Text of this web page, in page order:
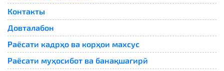
Контакты
Довталабон
Раёсати кадрҳо ва корҳои махсус
Раёсати муҳосибот ва банақшагирӣ